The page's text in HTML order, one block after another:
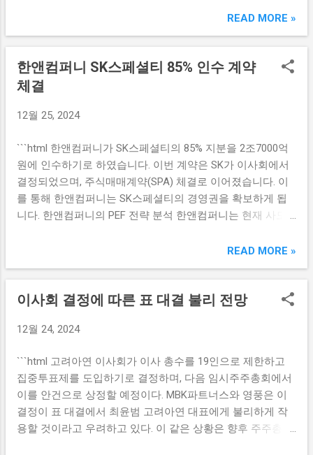
자하는 것일 수 있습니다. 이러한 투자 패턴은 일반 투자자들
에게도 신뢰를 줄 수 있으며, 알테오젠, 에스오에스랩, 한미반
알테오젠의 성장 가능성 알테오젠은 최근 몇 년 동안 많은 성
장세를 보여주고 있는 바이오 기업입니다. 특히, 유전자 치료
들이 알테오젠에 대량으로 투자한 이유 중 하나는 바로 이러
인 연구 개발을 통해 확장되고 있으며, 글로벌 시장에서의 경
쟁력 또한 커지고 있습니다. 연구 성과가 긍정적으로 평가받
고 시장의 필요에 부합하는 제품군이 많기 때문에, 이 기업은
더욱 높은 ...
정치 테마주의 급등은 단순한 주가 변동 이상의 의미를 지닙
니다. 이러한 주가는 정치적 사건과 관련된 기업이나 산업에
직접적인 영향을 받기 때문에 투자자들에게 큰 주목을 받습
니다. 특히 비상계엄 선포와 같은 이벤트는 투자 심리를 반전
시킬 수 있는 중요한 변수가 됩니다. 예를 들어, 최근 어떠한
는 단번에 상승할 수 있습니다. 이는 투자자들이 해당 기업이
정치 테마주에 연관된 기업의 주가가 급등하는 것은 그 시장
의 반응을 직접적으로 나타내는 지표로 작용합니다. 그 결과,
정치 테마주는 빠르게 변동하며, 시장에서 큰 주목을 끌고 있
습니다. 이는 투자자들에게 기회를 제공하기도 하지만 리스
크 역시 동반하므로, 시장 동향을 주의 깊게 살펴보아야 합니
전략을 재조정할 필요성을 더욱 부각시킵니다. 주식 시장의
급락과 변동성 탄핵 정국이 이어지면서 주식 시장은 급락과
투자자들에게 큰 스트레스를 주며, 투자 결정을 어렵게 만듭
투자자들이 예측하기 힘든 상황이 빈번히 발생합니다. 주식
정치적 사건이나 결정이 예측과 다르게 진행될 경우, 이에 대
한 실망감이 주가 하락으로 이어질 수 있습니다. 이러한 시장
의 급락은 단기적인 투자에 부정적인 영향을 미치기 때문에,
...
READ MORE »
한앤컴퍼니 SK스페셜티 85% 인수 계약
체결
12월 25, 2024
```html 한앤컴퍼니가 SK스페셜티의 85% 지분을 2조7000억
원에 인수하기로 하였습니다. 이번 계약은 SK가 이사회에서
결정되었으며, 주식매매계약(SPA) 체결로 이어졌습니다. 이
를 통해 한앤컴퍼니는 SK스페셜티의 경영권을 확보하게 됩
니다. 한앤컴퍼니의 PEF 전략 분석 한앤컴퍼니는 현재 사모
접근하고 있습니다. 이번 SK스페셜티의 85% 인수는 그들의
입니다. 특히, SK스페셜티는 염화비닐수지(PVC)와 같은 산업
분야에서의 입지를 강화할 수 있는 기회를 제공합니다. 프라
는 투자 대상을 신중하게 선택하고 있습니다. SK스페셜티는
지며, 따라서 이 기업의 인수는 단순한 재무적 투자를 넘어 전
략적 방향성을 제시합니다. 이와 같은 대규모 인수합병(M&A)
은 한앤컴퍼니가 시장에서 더욱 강력한 입지를 다지는 데 중
요한 역할을 할 것입니다. 앞으로의 사업 확대와 글로벌 시장
진출을 위해 이번 인수의 효과는 곧바로 나타날 것으로 예상
READ MORE »
이사회 결정에 따른 표 대결 불리 전망
12월 24, 2024
```html 고려아연 이사회가 이사 총수를 19인으로 제한하고
집중투표제를 도입하기로 결정하며, 다음 임시주주총회에서
이를 안건으로 상정할 예정이다. MBK파트너스와 영풍은 이
결정이 표 대결에서 최윤범 고려아연 대표에게 불리하게 작
용할 것이라고 우려하고 있다. 이 같은 상황은 향후 주주총회